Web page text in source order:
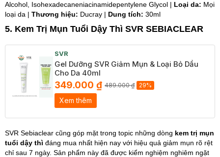
Alcohol, Isohexadecaneniacinamidepentylene Glycol | Loại da: Mọi
loại da | Thương hiệu: Ducray | Dung tích: 30ml
5. Kem Trị Mụn Tuổi Dậy Thì SVR SEBIACLEAR
SVR
Gel Dưỡng SVR Giảm Mụn & Loại Bỏ Dầu
Cho Da 40ml
349.000 ₫ 489.000 ₫ 29%
Xem thêm
SVR Sebiaclear cũng góp mặt trong topic những dòng kem trị mụn
tuổi dậy thì đáng mua nhất hiện nay với hiệu quả giảm mụn rõ rệt
chỉ sau 7 ngày. Sản phẩm này đã được kiểm nghiệm nghiêm ngặt